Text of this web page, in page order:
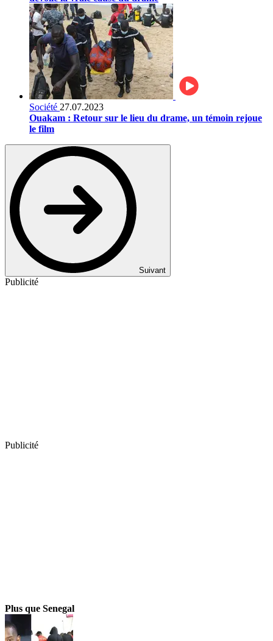
Société 27.07.2023
Ouakam : Retour sur le lieu du drame, un témoin rejoue
le film
Suivant
Publicité
Publicité
Plus que Senegal